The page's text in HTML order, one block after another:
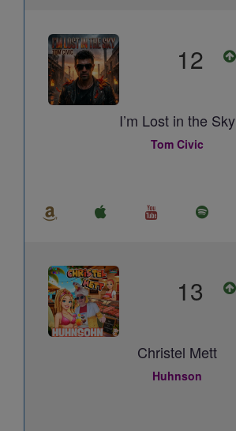
12
I’m Lost in the Sky
Tom Civic
13
Christel Mett
Huhnson